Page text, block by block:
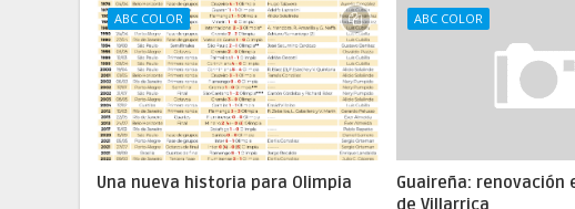
ABC COLOR
Una nueva historia para Olimpia
ABC COLOR
Guaireña: renovación
de Villarrica